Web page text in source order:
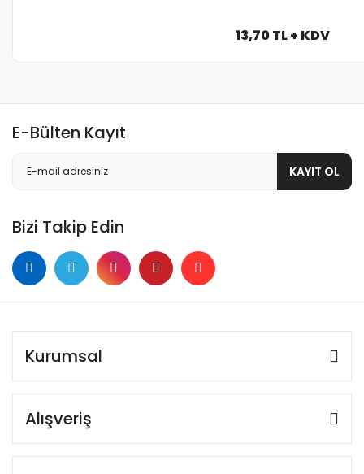
13,70 TL + KDV
E-Bülten Kayıt
KAYIT OL
Bizi Takip Edin
Kurumsal
Alışveriş